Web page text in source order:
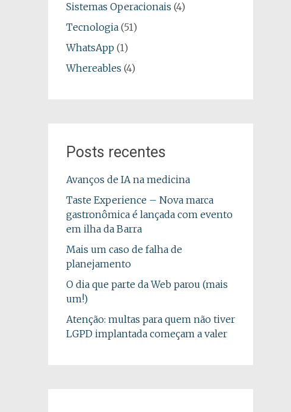
Sistemas Operacionais (4)
Tecnologia(51)
WhatsApp (1)
Whereables (4)
Posts recentes
Avanços de IA na medicina
Taste Experience – Nova marca
gastronômica é lançada com evento
em ilha da Barra
Mais um caso de falha de
planejamento
O dia que parte da Web parou (mais
um!)
Atenção: multas para quem não tiver
LGPD implantada começam a valer